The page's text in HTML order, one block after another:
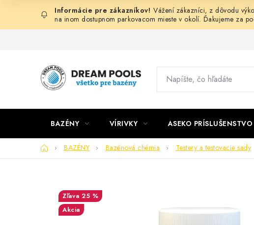
obsah
Vážení zákazníci, z dôvodu
na inom dostupnom parkovacom mieste v okolí. Ďakujeme za
BAZÉNY VÍRIVKY ASEKO PRÍSLUŠENSTVO
DomovBAZÉNY Bazénová chémia Testery a testovacie sady
25 %
Akcia